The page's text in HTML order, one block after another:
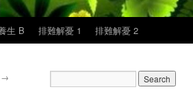
生 B 排難解憂 1 排難解憂 2
→